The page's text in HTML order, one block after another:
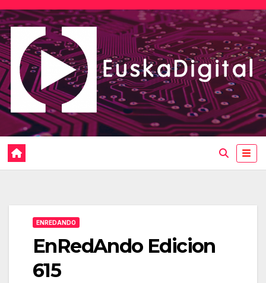
Saltar
al
contenido
ENREDANDO
EnRedAndo Edicion
615